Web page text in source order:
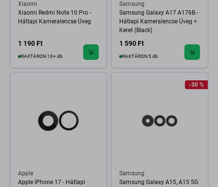
Xiaomi
Xiaomi Redmi Note 10 Pro -
Hátlapi Kameralencse Üveg
1 190 Ft
RAKTÁRON 10+ db
Samsung
Samsung Galaxy A17 A176B -
Hátlapi Kameralencse Üveg +
Keret (Black)
1 590 Ft
RAKTÁRON 5 db
Apple
Apple iPhone 17 - Hátlapi
-30 %
Samsung
Samsung Galaxy A15, A15 5G